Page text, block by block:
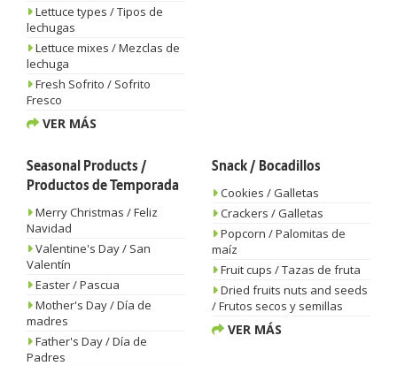
Lettuce types / Tipos de
lechugas
Lettuce mixes / Mezclas de
lechuga
Fresh Sofrito / Sofrito
Fresco
VER MÁS
Seasonal Products /
Productos de Temporada
Merry Christmas / Feliz
Navidad
Valentine's Day / San
Valentín
Easter / Pascua
Mother's Day / Día de
madres
Father's Day / Día de
Padres
Snack / Bocadillos
Cookies / Galletas
Crackers / Galletas
Popcorn / Palomitas de
maíz
Fruit cups / Tazas de fruta
Dried fruits nuts and seeds
/ Frutos secos y semillas
VER MÁS